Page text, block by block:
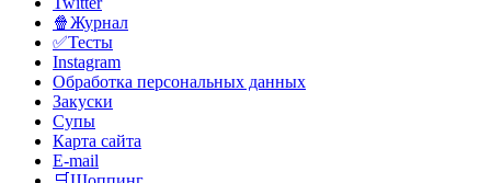
🍿Журнал
✅Тесты
Instagram
Обработка персональных данных
Закуски
Супы
Карта сайта
E-mail